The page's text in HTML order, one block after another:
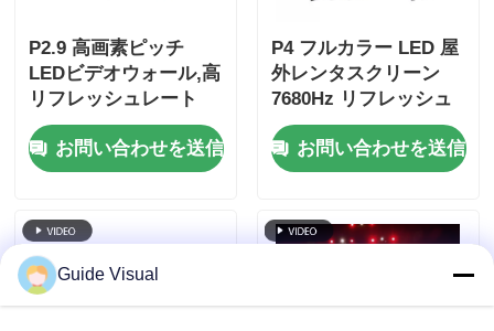
P2.9 高画素ピッチ
LEDビデオウォール,高
リフレッシュレート
7680Hz,ステージイベ
ント用ダブルパワー&
シグナルバックアップ
お問い合わせを送信
P4 フルカラー LED 屋
外レンタスクリーン
7680Hz リフレッシュ
レートと IP65 防水 HD
ビデオ ウォールディス
プレイ
お問い合わせを送信
Guide Visual